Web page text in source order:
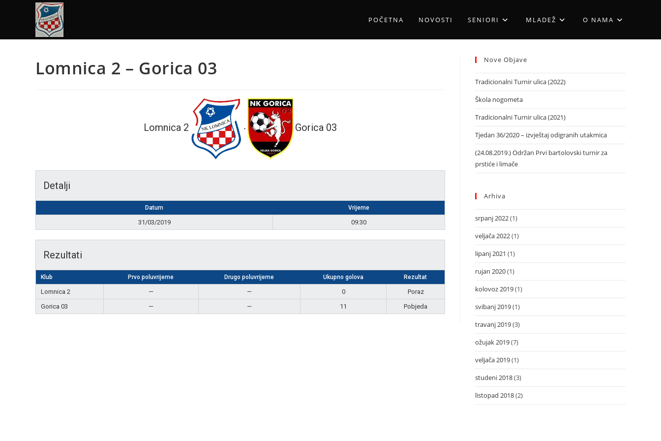
POČETNA NOVOSTI SENIORI MLADEŽ O NAMA
Lomnica 2 – Gorica 03
Lomnica 2 - Gorica 03
Detalji
Datum Vrijeme
31/03/2019 09:30
Rezultati
Klub Prvo poluvrijeme Drugo poluvrijeme Ukupno golova Rezultat
Lomnica 2 — — 0
Poraz
Gorica 03
— — 11 Pobjeda
Nove Objave
Tradicionalni Turnir ulica (2022)
Škola nogometa
Tradicionalni Turnir ulica (2021)
Tjedan 36/2020 – izvještaj odigranih utakmica
(24.08.2019.) Održan Prvi bartolovski turnir za
prstiće i limače
Arhiva
srpanj 2022(1)
veljača 2022(1)
lipanj 2021 (1)
rujan 2020(1)
kolovoz 2019(1)
svibanj 2019(1)
travanj 2019(3)
ožujak 2019(7)
veljača 2019(1)
studeni 2018(3)
listopad 2018(2)